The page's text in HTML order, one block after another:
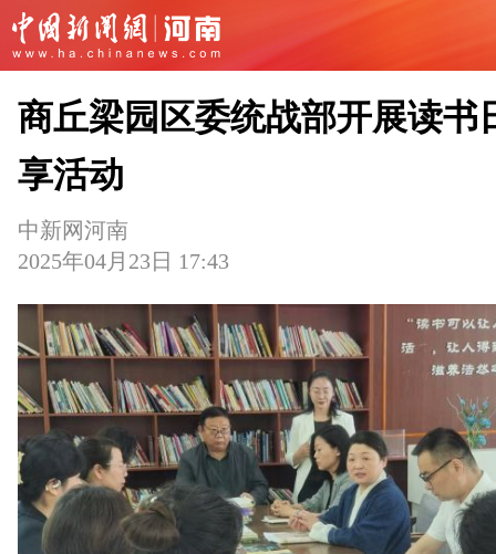
商丘梁园区委统战部开展读书
享活动
中新网河南
2025年04月23日 17:43